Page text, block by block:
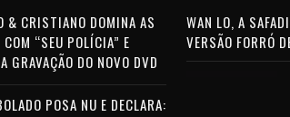
& CRISTIANO DOMINA AS
“SEU POLÍCIA” E
GRAVAÇÃO DO NOVO DVD
POSA NU E DECLARA:
WAN LO, A
VERSÃO FORRÓ